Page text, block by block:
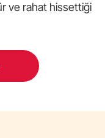
ve rahat hissettiği